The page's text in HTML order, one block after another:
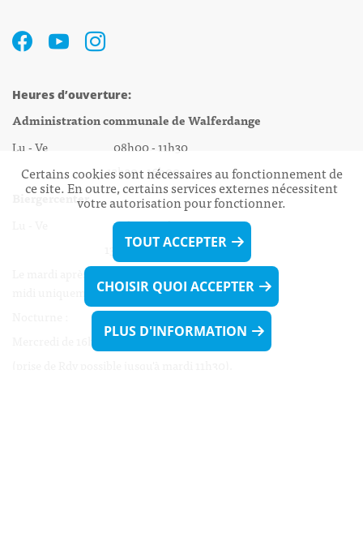
Heures d’ouverture:
Administration communale de Walferdange
Lu - Ve 08h00 - 11h30
13h30 - 16h00
Biergercenter
Lu - Ve 08h00 - 11h30
13h30 - 16h00
Le mardi après-midi et le vendredi après-
midi uniquement sur Rdv.
Mercredi de 16h00 - 18h45 uniquement sur Rdv
Certains cookies sont nécessaires au fonctionnement de
ce site. En outre, certains services externes nécessitent
votre autorisation pour fonctionner.
TOUT ACCEPTER
CHOISIR QUOI ACCEPTER
PLUS D'INFORMATION